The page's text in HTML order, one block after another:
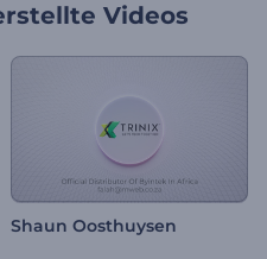
Videos
Shaun Oosthuysen